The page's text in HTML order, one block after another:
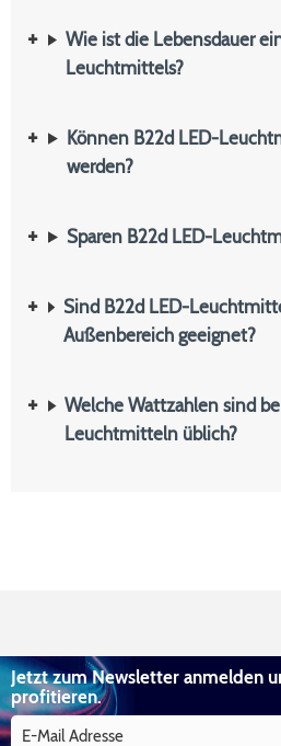
Wie ist die Lebensdauer
Leuchtmittels?
Können B22d LED-
werden?
Sparen B22d LED-
Sind B22d LED-
Außenbereich geeignet?
Welche Wattzahlen sind
Leuchtmitteln üblich?
Jetzt zum Newsletter anmelden
profitieren.